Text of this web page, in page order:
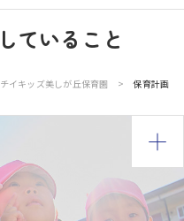
ていること
イキッズ美しが丘保育園 >
保育計画